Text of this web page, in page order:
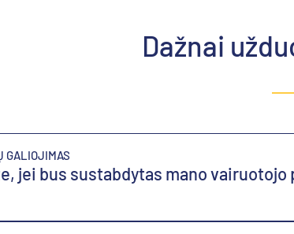
Dažnai
GALIOJIMAS
jei bus sustabdytas mano